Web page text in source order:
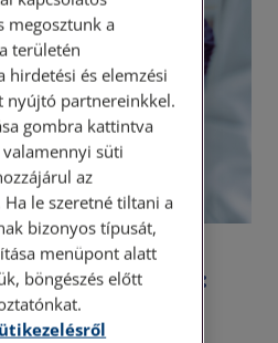
a Ptk-ban:
megosztunk a
területén
hirdetési és elemzési
nyújtó partnereinkkel.
gombra kattintva
süti
az
Ha le szeretné tiltani a
bizonyos típusát,
menüpont alatt
böngészés előtt